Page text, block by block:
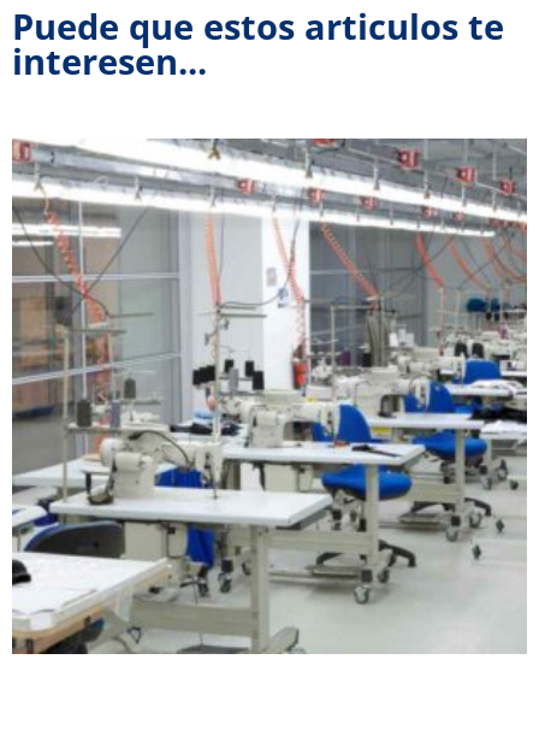
Puede que estos articulos te
interesen...